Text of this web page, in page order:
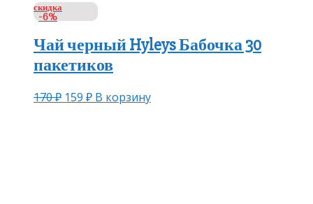
скидка
-6%
Чай черный Hyleys Бабочка 30
пакетиков
170₽ 159 ₽ В корзину